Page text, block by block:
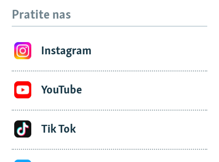
Pratite nas
Instagram
YouTube
Tik Tok